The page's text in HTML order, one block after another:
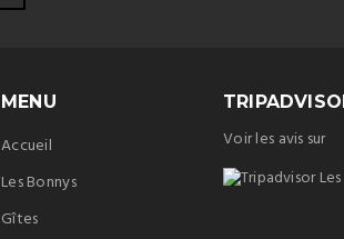
MENU
Accueil
Les Bonnys
Gîtes
Voir les avis sur